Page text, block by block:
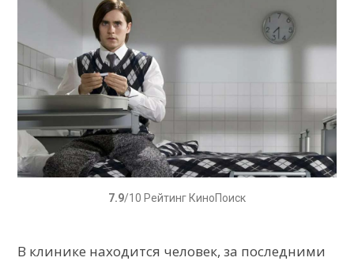
7.9/10 Рейтинг КиноПоиск
В клинике находится человек, за последними